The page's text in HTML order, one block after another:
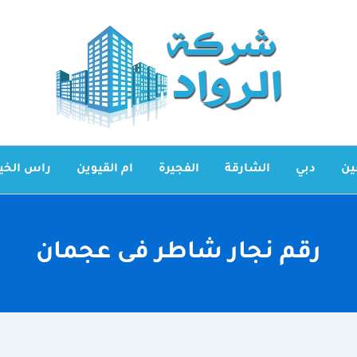
دبي الشارقة الفجيرة ام القيوين راس
رقم نجار شاطر فى عجمان